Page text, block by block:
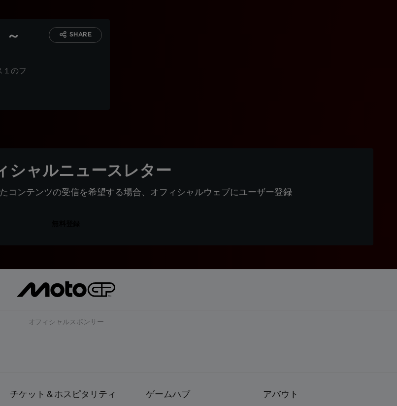
～
１のフ
SHARE
シャルニュースレター
コンテンツの受信を希望する場合、オフィシャルウェブにユーザー登録
オフィシャルスポンサー
チケット＆ホスピタリティ ゲームハブ アバウト